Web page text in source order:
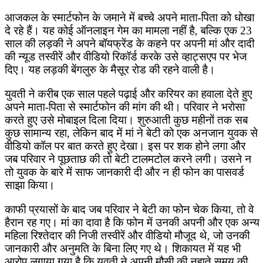
आजकल के स्मार्टफोन के जमाने में बच्चे अपने माता-पिता को धोखा
दे रहे हैं। यह कोई ऑनलाइन गेम का मामला नहीं है, बल्कि एक 23
साल की लड़की ने अपने बॉयफ्रेंड के कहने पर अपनी मां और दादी
की न्यूड तस्वीरें और वीडियो रिकॉर्ड करके उसे व्हाट्सएप पर भेज
दिए। यह लड़की बेंगलुरु के मैसूर रोड की रहने वाली है।
युवती ने करीब एक साल पहले पढ़ाई और करियर का हवाला देते हुए
अपने माता-पिता से स्मार्टफोन की मांग की थी। परिवार ने भरोसा
करते हुए उसे मोबाइल दिला दिया। शुरुआती कुछ महीनों तक सब
कुछ सामान्य रहा, लेकिन बाद में मां ने बेटी को एक अनजान युवक से
वीडियो कॉल पर बात करते हुए देखा। इस पर शक होने लगा और
जब परिवार ने पूछताछ की तो बेटी टालमटोल करने लगी। उसने न
तो युवक के बारे में साफ जानकारी दी और न ही फोन का पासवर्ड
साझा किया।
काफी प्रयासों के बाद जब परिवार ने बेटी का फोन चेक किया, तो वे
हैरान रह गए। मां का दावा है कि फोन में उनकी अपनी और एक अन्य
महिला रिश्तेदार की निजी तस्वीरें और वीडियो मौजूद थे, जो उनकी
जानकारी और अनुमति के बिना लिए गए थे। शिकायत में यह भी